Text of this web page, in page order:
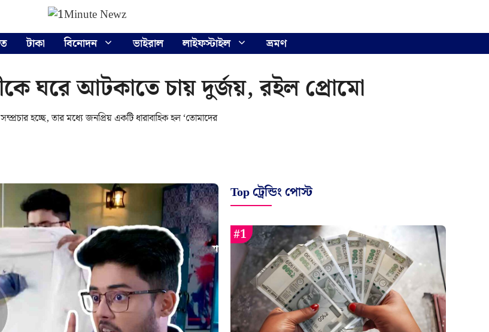
টাকা বিনোদন ভাইরাল লাইফস্টাইল ভ্রমণ
ঘরে আটকাতে চায় দুর্জয়, রইল প্রোমো
হচ্ছে, তার মধ্যে জনপ্রিয় একটি ধারাবাহিক হল ‘তোমাদের
Top ট্রেন্ডিং পোস্ট